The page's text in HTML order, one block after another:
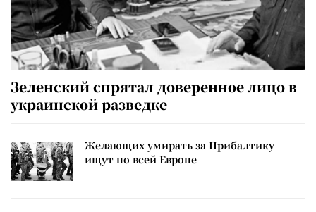
Зеленский спрятал доверенное лицо в
украинской разведке
Желающих умирать за Прибалтику
ищут по всей Европе